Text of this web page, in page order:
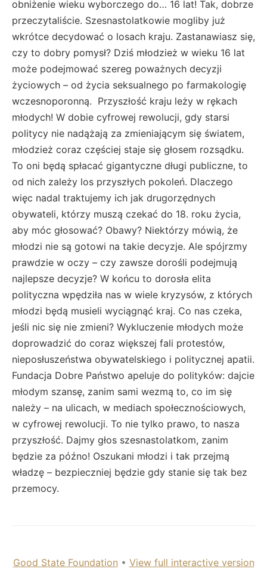
obniżenie wieku wyborczego do… 16 lat! Tak, dobrze
przeczytaliście. Szesnastolatkowie mogliby już
wkrótce decydować o losach kraju. Zastanawiasz się,
czy to dobry pomysł? Dziś młodzież w wieku 16 lat
może podejmować szereg poważnych decyzji
życiowych – od życia seksualnego po farmakologię
wczesnoporonną. Przyszłość kraju leży w rękach
młodych! W dobie cyfrowej rewolucji, gdy starsi
politycy nie nadążają za zmieniającym się światem,
młodzież coraz częściej staje się głosem rozsądku.
To oni będą spłacać gigantyczne długi publiczne, to
od nich zależy los przyszłych pokoleń. Dlaczego
więc nadal traktujemy ich jak drugorzędnych
obywateli, którzy muszą czekać do 18. roku życia,
aby móc głosować? Obawy? Niektórzy mówią, że
młodzi nie są gotowi na takie decyzje. Ale spójrzmy
prawdzie w oczy – czy zawsze dorośli podejmują
najlepsze decyzje? W końcu to dorosła elita
polityczna wpędziła nas w wiele kryzysów, z których
młodzi będą musieli wyciągnąć kraj. Co nas czeka,
jeśli nic się nie zmieni? Wykluczenie młodych może
doprowadzić do coraz większej fali protestów,
nieposłuszeństwa obywatelskiego i politycznej apatii.
Fundacja Dobre Państwo apeluje do polityków: dajcie
młodym szansę, zanim sami wezmą to, co im się
należy – na ulicach, w mediach społecznościowych,
w cyfrowej rewolucji. To nie tylko prawo, to nasza
przyszłość. Dajmy głos szesnastolatkom, zanim
będzie za późno! Oszukani młodzi i tak przejmą
władzę – bezpieczniej będzie gdy stanie się tak bez
przemocy.
Good State Foundation • View full interactive version